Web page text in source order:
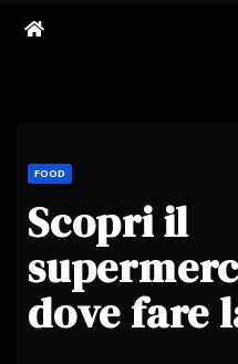
FOOD
Scopri il
dove fare